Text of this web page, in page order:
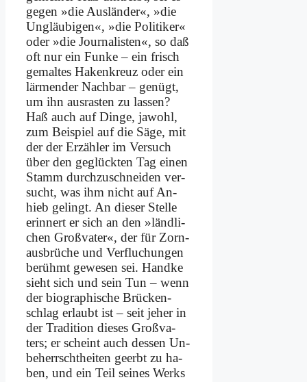
ge­gen »die Aus­län­der«, »die
Un­gläu­bi­gen«, »die Po­li­ti­ker«
oder »die Jour­na­li­sten«, so daß
oft nur ein Fun­ke – ein frisch
ge­mal­tes Ha­ken­kreuz oder ein
lär­men­der Nach­bar – ge­nügt,
um ihn aus­ra­sten zu las­sen?
Haß auch auf Din­ge, ja­wohl,
zum Bei­spiel auf die Sä­ge, mit
der der Er­zäh­ler im Ver­such
über den ge­glück­ten Tag ei­nen
Stamm durch­zu­schnei­den ver­
sucht, was ihm nicht auf An­
hieb ge­lingt. An die­ser Stel­le
er­in­nert er sich an den »länd­li­
chen Groß­va­ter«, der für Zorn­
aus­brü­che und Ver­flu­chun­gen
be­rühmt ge­we­sen sei. Hand­ke
sieht sich und sein Tun – wenn
der bio­gra­phi­sche Brücken­
schlag er­laubt ist – seit je­her in
der Tra­di­ti­on die­ses Groß­va­
ters; er scheint auch des­sen Un­
be­herrscht­hei­ten ge­erbt zu ha­
ben, und ein Teil sei­nes Werks